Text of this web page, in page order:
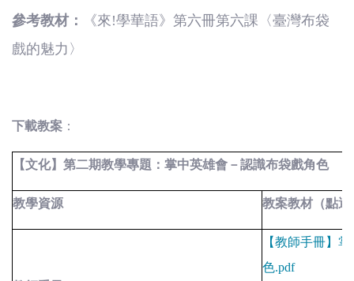
參考教材： 《來!學華語》第六冊第六課〈臺灣布袋
戲的魅力〉
下載教案 ：
【文化】第二期教學專題：掌中英雄會－認識布袋戲角色
教學資源 教案教材（點
【教師手冊】
色.pdf